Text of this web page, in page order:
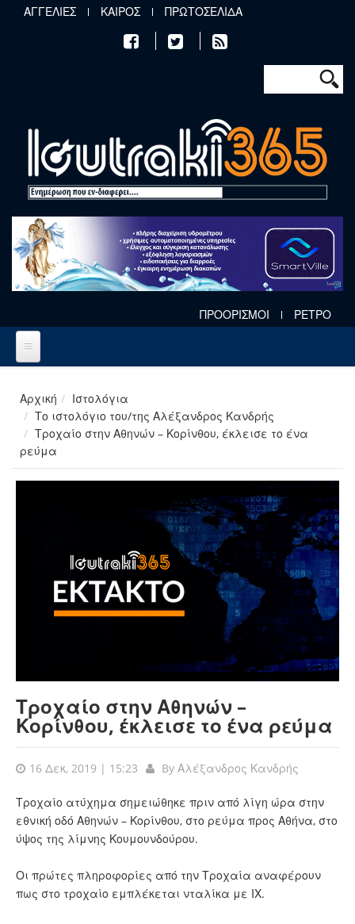
Παράκαμψη προς το κυρίως περιεχόμενο
ΑΓΓΕΛΙΕΣ ΚΑΙΡΟΣ ΠΡΩΤΟΣΕΛΙΔΑ
Φόρμα
Αναζήτηση
ΠΡΟΟΡΙΣΜΟΙ ΡΕΤΡΟ
Αρχική
Ιστολόγια
Το ιστολόγιο του/της Αλέξανδρος Κανδρής
Τροχαίο στην Αθηνών – Κορίνθου, έκλεισε το ένα
ρεύμα
Τροχαίο στην Αθηνών –
Κορίνθου, έκλεισε το ένα ρεύμα
16 Δεκ, 2019 | 15:23 By Αλέξανδρος Κανδρής
Τροχαίο ατύχημα σημειώθηκε πριν από λίγη ώρα στην
εθνική οδό Αθηνών – Κορίνθου, στο ρεύμα προς Αθήνα, στο
ύψος της λίμνης Κουμουνδούρου.
Οι πρώτες πληροφορίες από την Τροχαία αναφέρουν
πως στο τροχαίο εμπλέκεται νταλίκα με ΙΧ.